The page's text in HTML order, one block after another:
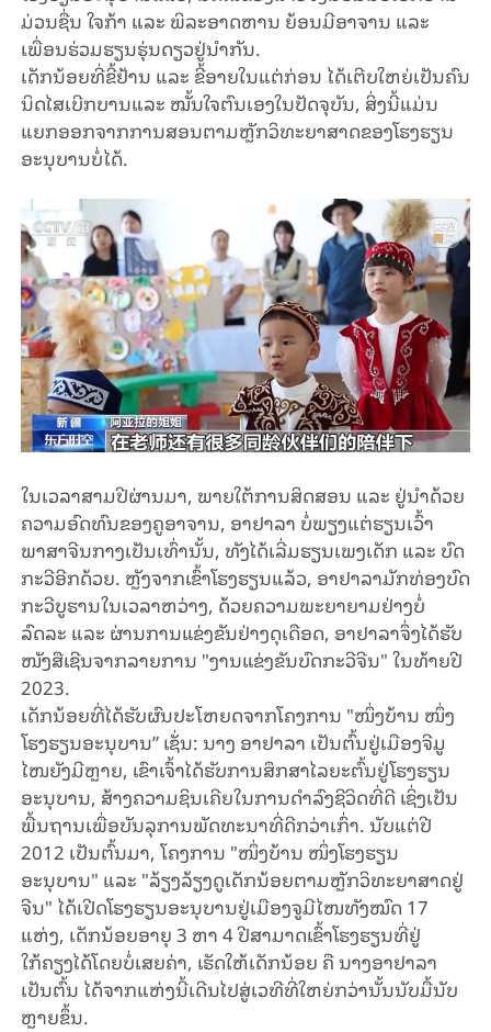
ມ່ວນຊື່ນ ໃຈກ້າ ແລະ ພິລະອາດຫານ ຍ້ອນມີອາຈານ ແລະ
ເພື່ອນຮ່ວມຮຽນຮຸ່ນດຽວຢູ່ນຳກັນ.
ເດັກນ້ອຍທີ່ຂີ້ຢ້ານ ແລະ ຂີ້ອາຍໃນແຕ່ກ່ອນ ໄດ້ເຕີບໃຫຍ່ເປັນຄົນ
ນິດໄສເບີກບານແລະ ໝັ້ນໃຈຕົນເອງໃນປັດຈຸບັນ, ສິ່ງນີ້ແມ່ນ
ແຍກອອກຈາກການສອນຕາມຫຼັກວິທະຍາສາດຂອງໂຮງຮຽນ
ອະນຸບານບໍ່ໄດ້.
ໃນເວລາສາມປີຜ່ານມາ, ພາຍໃຕ້ການສິດສອນ ແລະ ຢູ່ນຳດ້ວຍ
ຄວາມອົດທົນຂອງຄູອາຈານ, ອາຢາລາ ບໍ່ພຽງແຕ່ຮຽນເວົ້າ
ພາສາຈີນກາງເປັນເທົ່ານັ້ນ, ​ ທັງໄດ້ເລີ່ມຮຽນເພງເດັກ ແລະ ບົດ
ກະວີອີກດ້ວຍ. ຫຼັງຈາກເຂົ້າໂຮງຮຽນແລ້ວ, ອາຢາລາມັກທ່ອງບົດ
ກະວີບູຮານໃນເວລາຫວ່າງ, ດ້ວຍຄວາມພະຍາຍາມຢ່າງບໍ່
ລົດລະ ແລະ ຜ່ານການແຂ່ງຂັນຢ່າງດຸເດືອດ, ອາຢາລາຈຶ່ງໄດ້ຮັບ
ໜັງສືເຊີນຈາກລາຍການ "ງານແຂ່ງຂັນບົດກະວີຈີນ"ໃນທ້າຍປີ
2023.
ເດັກນ້ອຍທີ່ໄດ້ຮັບຜົນປະໂຫຍດຈາກໂຄງການ "ໜຶ່ງບ້ານ ໜຶ່ງ
ໂຮງຮຽນອະນຸບານ” ເຊັ່ນ: ນາງ ອາຢາລາ ເປັນຕົ້ນຢູ່ເມືອງຈີມູ
ໄໜຍັງມີຫຼາຍ, ເຂົາເຈົ້າໄດ້ຮັບການສຶກສາໄລຍະຕົ້ນຢູ່ໂຮງຮຽນ
ອະນຸບານ, ສ້າງຄວາມຊິນເຄີຍໃນການດໍາລົງຊີວິດທີ່ດີ ເຊິ່ງເປັນ
ພື້ນຖານເພື່ອບັນລຸການພັດທະນາທີ່ດີກວ່າເກົ່າ.ນັບແຕ່ປີ
2012 ເປັນຕົ້ນມາ, ໂຄງການ "ໜຶ່ງບ້ານ ໜຶ່ງໂຮງຮຽນ
ອະນຸບານ" ແລະ "ລ້ຽງລ້ຽງດູເດັກນ້ອຍຕາມຫຼັກວິທະຍາສາດຢູ່
ຈີນ" ໄດ້ເປີດໂຮງຮຽນອະນຸບານຢູ່ເມືອງຈູມີໄໜທັງໝົດ 17
ແຫ່ງ, ເດັກນ້ອຍອາຍຸ3 ຫາ4ປີສາມາດເຂົ້າໂຮງຮຽນທີ່ຢູ່
ໃກ້ຄຽງໄດ້ໂດຍບໍ່ເສຍຄ່າ, ເຮັດໃຫ້ເດັກນ້ອຍ ຄື ນາງອາຢາລາ
ເປັນຕົ້ນ ໄດ້ຈາກແຫ່ງນີ້ເດີນໄປສູ່ເວທີທີ່ໃຫຍ່ກວ່ານັ້ນນັບມື້ນັບ
ຫຼາຍຂຶ້ນ.